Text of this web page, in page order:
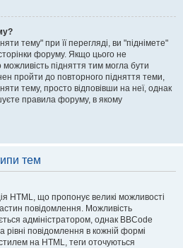
тему" при її перегляді, ви "піднімете"
форуму. Якщо цього не
підняття тим могла бути
пройти до повторного підняття теми,
тему, просто відповівши на неї, однак
правила форуму, в якому
тем
HTML, що пропонує великі можливості
повідомлення. Можливість
адміністратором, однак BBCode
повідомлення в кожній формі
на HTML, теги оточуються